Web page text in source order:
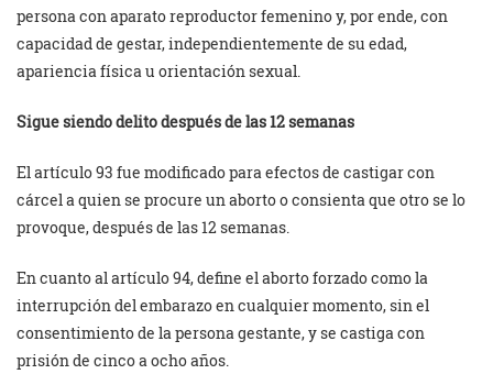
persona con aparato reproductor femenino y, por ende, con
capacidad de gestar, independientemente de su edad,
apariencia física u orientación sexual.
Sigue siendo delito después de las 12 semanas
El artículo 93 fue modificado para efectos de castigar con
cárcel a quien se procure un aborto o consienta que otro se lo
provoque, después de las 12 semanas.
En cuanto al artículo 94, define el aborto forzado como la
interrupción del embarazo en cualquier momento, sin el
consentimiento de la persona gestante, y se castiga con
prisión de cinco a ocho años.